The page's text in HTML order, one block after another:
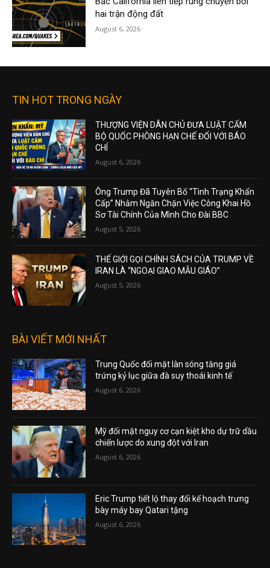
hai trận động đất
August 6, 2026
TIN HOT TRONG NGÀY
THƯỢNG VIỆN DÂN CHỦ ĐƯA LUẬT CẤM
BỘ QUỐC PHÒNG HẠN CHẾ ĐỐI VỚI BÁO
CHÍ
August 6, 2026
Ông Trump Đã Tuyên Bố “Tình Trạng Khẩn
Cấp” Nhằm Ngăn Chặn Việc Công Khai Hồ
Sơ Tài Chính Của Mình Cho Đài BBC
August 5, 2026
THẾ GIỚI GỌI CHÍNH SÁCH CỦA TRUMP VỀ
IRAN LÀ “NGOẠI GIAO MẪU GIÁO”
August 5, 2026
BÀI VIẾT MỚI NHẤT
Trung Quốc đối mặt làn sóng tăng giá
trứng kỷ lục giữa đà suy thoái kinh tế
August 6, 2026
Mỹ đối mặt nguy cơ cạn kiệt kho dự trữ dầu
chiến lược do xung đột với Iran
August 6, 2026
Eric Trump tiết lộ thay đổi kế hoạch trưng
bày máy bay Qatari tặng
August 6, 2026